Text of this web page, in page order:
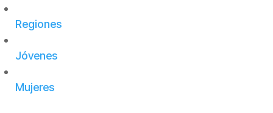
Regiones
Jóvenes
Mujeres